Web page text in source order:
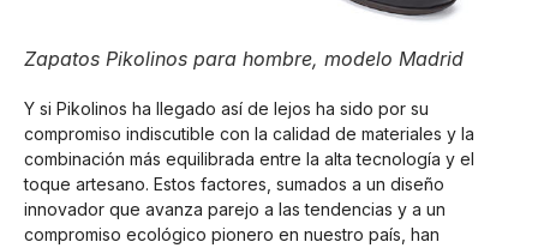
Zapatos Pikolinos para hombre, modelo Madrid
Y si Pikolinos ha llegado así de lejos ha sido por su
compromiso indiscutible con la calidad de materiales y la
combinación más equilibrada entre la alta tecnología y el
toque artesano. Estos factores, sumados a un diseño
innovador que avanza parejo a las tendencias y a un
compromiso ecológico pionero en nuestro país, han